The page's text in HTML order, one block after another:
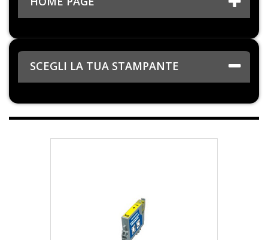
SCEGLI LA TUA STAMPANTE